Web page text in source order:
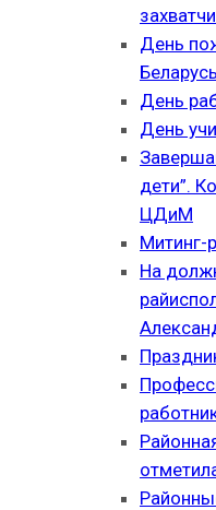
День
Беларусь
День
День
дети”.
ЦДиМ
Митинг-
На